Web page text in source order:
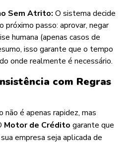
Sem Atrito: O sistema decide
próximo passo: aprovar, negar
humana (apenas casos de
isso garante que o tempo
onde realmente é necessário.
com Regras
não é apenas rapidez, mas
Motor de Crédito garante que
empresa seja aplicada de